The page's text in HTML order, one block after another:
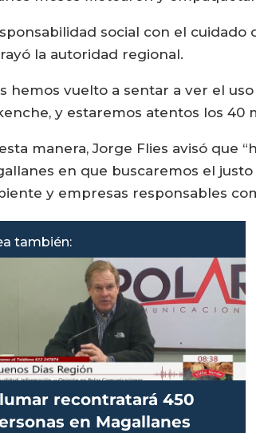
social con el
la autoridad regional.
hemos vuelto a sentar a ver el
y estaremos atentos los
manera, Jorge Flies avisó que
en que buscaremos el
y empresas responsables
también:
recontratará 450
en Magallanes